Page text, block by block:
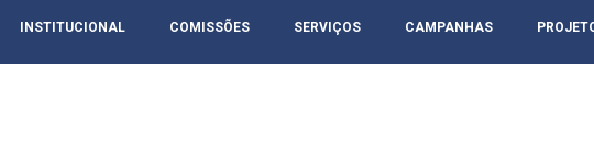
INSTITUCIONAL COMISSÕES SERVIÇOS CAMPANHAS